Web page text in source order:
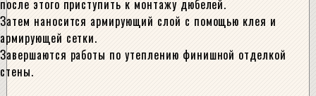
после этого приступить к монтажу дюбелей.
Затем наносится армирующий слой с помощью клея и
армирующей сетки.
Завершаются работы по утеплению финишной отделкой
стены.